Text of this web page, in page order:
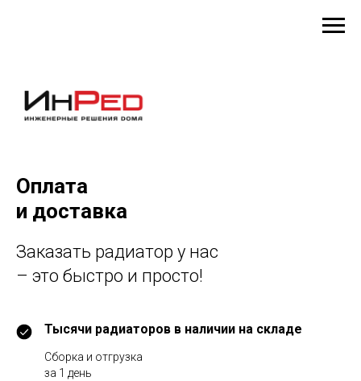
Оплата
и доставка
Заказать радиатор у нас
– это быстро и просто!
Тысячи радиаторов в наличии на складе
Сборка и отгрузка
за 1 день